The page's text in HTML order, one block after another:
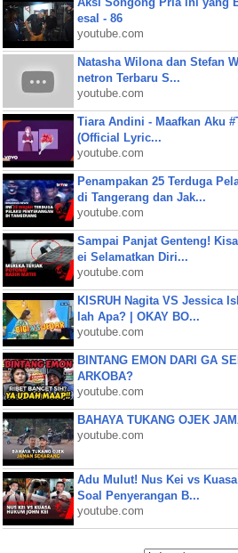
esal - 86
youtube.com
Natasha Wilona dan Stefan
netron Terbaru S...
youtube.com
Tiara Andini - Maafkan Aku
(Official Lyric...
youtube.com
Penampakan 25 Terduga
di Tangerang dan Jak...
youtube.com
Sampai Panjat Genteng!
ei Selamatkan Diri...
youtube.com
KISRUH Nagita VS Jessica
lah Apa? | OKAY BO...
youtube.com
BINTANG EMON DARI GA
ARKOBA?
youtube.com
BAHAYA TUKANG OJEK
youtube.com
Adu Mulut! Nus Kei vs
Soal Penyerangan B...
youtube.com